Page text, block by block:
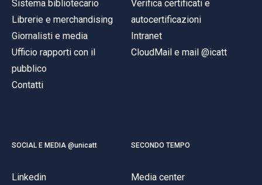
Sistema bibliotecario
Librerie e merchandising
Giornalisti e media
Ufficio rapporti con il
pubblico
Contatti
Verifica certificati e
autocertificazioni
Intranet
CloudMail e mail @icatt
SOCIAL E MEDIA @unicatt
Linkedin
SECONDO TEMPO
Media center